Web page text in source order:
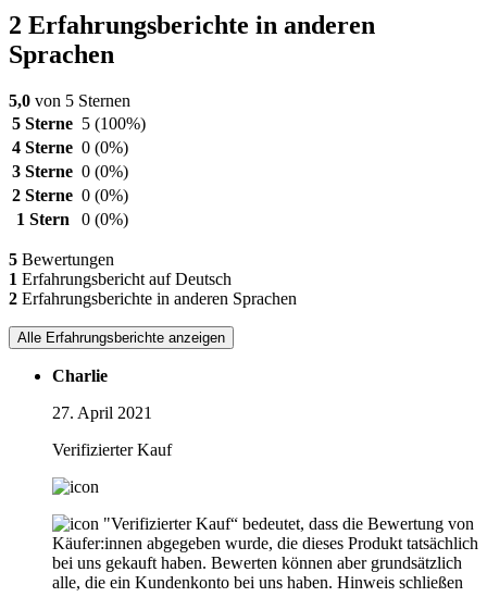
2 Erfahrungsberichte in anderen
Sprachen
5,0 von 5 Sternen
5 Sterne 5 (100%)
4 Sterne 0 (0%)
3 Sterne 0 (0%)
2 Sterne 0 (0%)
1 Stern
0 (0%)
5 Bewertungen
1 Erfahrungsbericht auf Deutsch
2 Erfahrungsberichte in anderen Sprachen
Alle Erfahrungsberichte anzeigen
Charlie
27. April 2021
Verifizierter Kauf
"Verifizierter Kauf“ bedeutet, dass die Bewertung von
Käufer:innen abgegeben wurde, die dieses Produkt tatsächlich
bei uns gekauft haben. Bewerten können aber grundsätzlich
alle, die ein Kundenkonto bei uns haben. Hinweis schließen